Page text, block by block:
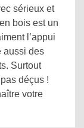
sérieux et
bois est un
l’appui
aussi des
Surtout
déçus !
votre